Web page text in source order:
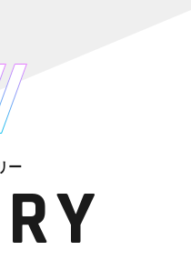
ー